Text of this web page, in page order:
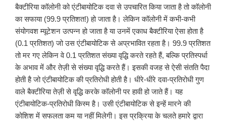
बैक्टीरिया कॉलोनी को एंटीबायोटिक दवा से उपचारित किया जाता है तो कॉलोनी
का सफाया (99.9 प्रतिशत!) हो जाता है। लेकिन कॉलोनी में कभी-कभी
संयोगवश म्यूटेशन उत्पन्न हो जाता है या उनमें एकाध बैक्टीरिया ऐसा होता है
(0.1 प्रतिशत) जो उस एंटीबायोटिक से अप्रभावित रहता है। 99.9 प्रतिशत
तो मर गए लेकिन वे 0.1 प्रतिशत संख्या वृद्धि करते रहते हैं, बल्कि प्रतिस्पर्धा
के अभाव में और तेज़ी से संख्या वृद्धि करते हैं। इसकी वजह से ऐसी संतति पैदा
होती है जो एंटीबायोटिक की प्रतिरोधी होती है। धीरे-धीरे दवा-प्रतिरोधी गुण
वाले बैक्टीरिया तेज़ी से वृद्धि करके कॉलोनी पर हावी हो जाते हैं। यह
एंटीबायोटिक-प्रतिरोधी किस्म है। उसी एंटीबायोटिक से इन्हें मारने की
कोशिश में सफलता कम या नहीं मिलेगी। इस प्रक्रिया के चलते हमारे द्वारा